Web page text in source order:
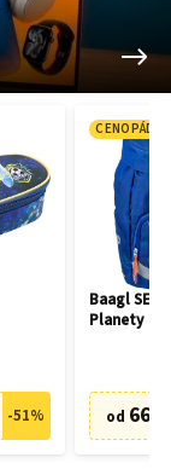
-51%
CENOPÁD
Baagl SET
Planety
od